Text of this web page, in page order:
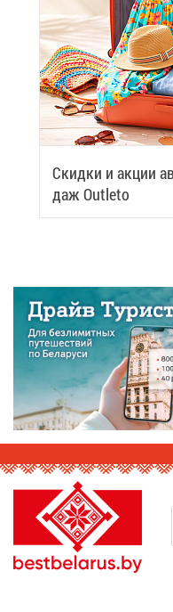
Скид­ки и ак­ции
даж Outleto